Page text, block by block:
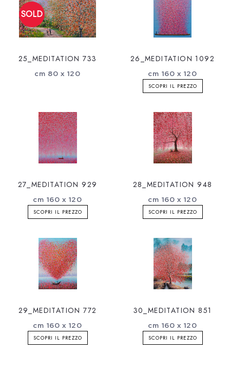
25_MEDITATION 733
cm 80 x 120
26_MEDITATION 1092
cm 160 x 120
SCOPRI IL PREZZO
27_MEDITATION 929
cm 160 x 120
SCOPRI IL PREZZO
28_MEDITATION 948
cm 160 x 120
SCOPRI IL PREZZO
29_MEDITATION 772
cm 160 x 120
SCOPRI IL PREZZO
30_MEDITATION 851
cm 160 x 120
SCOPRI IL PREZZO